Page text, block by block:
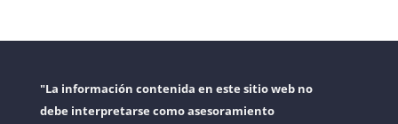
"La información contenida en este sitio web no
debe interpretarse como asesoramiento